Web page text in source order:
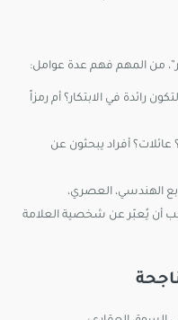
من المهم فهم عدة عوامل:
رائدة في الابتكار؟ أم رمزاً
أفراد يبحثون عن
الهندسي، العصري،
أن يُعبّر عن شخصية العلامة